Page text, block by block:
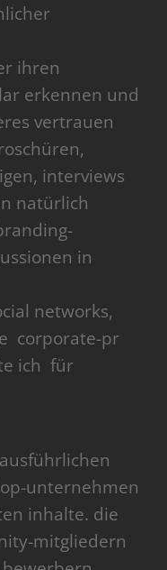
ihren
erkennen und
vertrauen
interviews
natürlich
in
networks,
corporate-pr
ich für
unternehmen
inhalte. die
mitgliedern